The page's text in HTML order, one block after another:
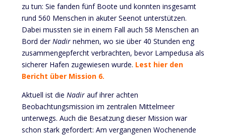
zu tun: Sie fanden fünf Boote und konnten insgesamt
rund 560 Menschen in akuter Seenot unterstützen.
Dabei mussten sie in einem Fall auch 58 Menschen an
Bord derNadirnehmen, wo sie über 40 Stunden eng
zusammengepfercht verbrachten, bevor Lampedusa als
sicherer Hafen zugewiesen wurde. Lest hier den
Bericht über Mission 6.
Aktuell ist die Nadirauf ihrer achten
Beobachtungsmission im zentralen Mittelmeer
unterwegs. Auch die Besatzung dieser Mission war
schon stark gefordert: Am vergangenen Wochenende